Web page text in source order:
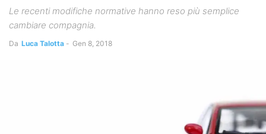
Le recenti modifiche normative hanno reso più semplice
cambiare compagnia.
Da Luca Talotta - Gen 8, 2018